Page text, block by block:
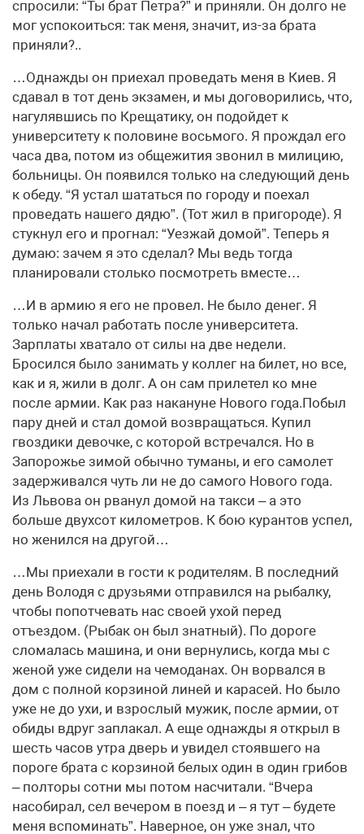
спросили: “Ты брат Петра?” и приняли. Он долго не
мог успокоиться: так меня, значит, из-за брата
приняли?..
…Однажды он приехал проведать меня в Киев. Я
сдавал в тот день экзамен, и мы договорились, что,
нагулявшись по Крещатику, он подойдет к
университету к половине восьмого. Я прождал его
часа два, потом из общежития звонил в милицию,
больницы. Он появился только на следующий день
к обеду. “Я устал шататься по городу и поехал
проведать нашего дядю”. (Тот жил в пригороде). Я
стукнул его и прогнал: “Уезжай домой”. Теперь я
думаю: зачем я это сделал? Мы ведь тогда
планировали столько посмотреть вместе…
…И в армию я его не провел. Не было денег. Я
только начал работать после университета.
Зарплаты хватало от силы на две недели.
Бросился было занимать у коллег на билет, но все,
как и я, жили в долг. А он сам прилетел ко мне
после армии. Как раз накануне Нового года.Побыл
пару дней и стал домой возвращаться. Купил
гвоздики девочке, с которой встречался. Но в
Запорожье зимой обычно туманы, и его самолет
задерживался чуть ли не до самого Нового года.
Из Львова он рванул домой на такси – а это
больше двухсот километров. К бою курантов успел,
но женился на другой…
…Мы приехали в гости к родителям. В последний
день Володя с друзьями отправился на рыбалку,
чтобы попотчевать нас своей ухой перед
отъездом. (Рыбак он был знатный). По дороге
сломалась машина, и они вернулись, когда мы с
женой уже сидели на чемоданах. Он ворвался в
дом с полной корзиной линей и карасей. Но было
уже не до ухи, и взрослый мужик, после армии, от
обиды вдруг заплакал. А еще однажды я открыл в
шесть часов утра дверь и увидел стоявшего на
пороге брата с корзиной белых один в один грибов
– полторы сотни мы потом насчитали. “Вчера
насобирал, сел вечером в поезд и – я тут – будете
меня вспоминать”. Наверное, он уже знал, что